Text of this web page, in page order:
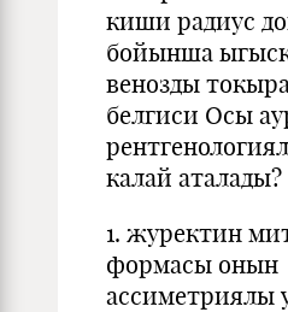
киши радиус
бойынша
венозды
белгиси Осы
калай аталады?
1. журектин
формасы онын
ассиметриялы